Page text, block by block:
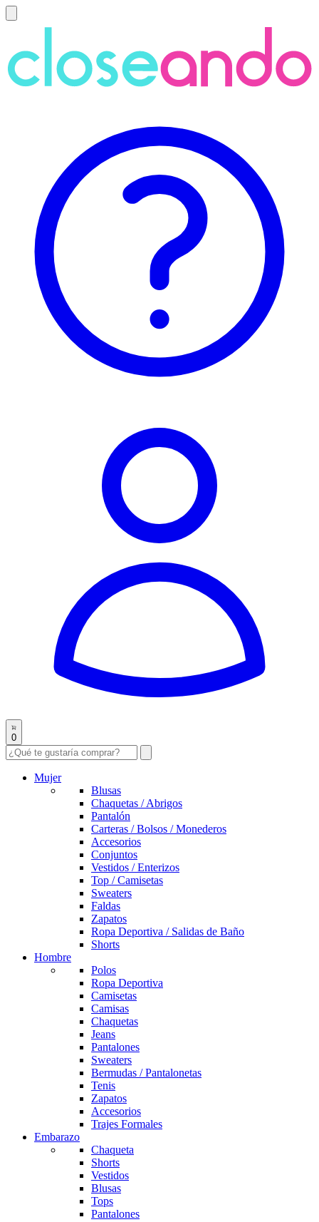
0
Mujer
Blusas
Chaquetas / Abrigos
Pantalón
Carteras / Bolsos / Monederos
Accesorios
Conjuntos
Vestidos / Enterizos
Top / Camisetas
Sweaters
Faldas
Zapatos
Ropa Deportiva / Salidas de Baño
Shorts
Hombre
Polos
Ropa Deportiva
Camisetas
Camisas
Chaquetas
Jeans
Pantalones
Sweaters
Bermudas / Pantalonetas
Tenis
Zapatos
Accesorios
Trajes Formales
Embarazo
Chaqueta
Shorts
Vestidos
Blusas
Tops
Pantalones